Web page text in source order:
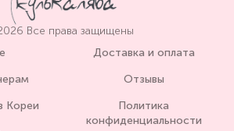
Все права защищены
Кореи
Доставка и оплата
Отзывы
Политика
конфиденциальности